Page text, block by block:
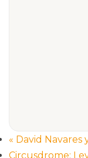
« David Navares
Circusdrome: